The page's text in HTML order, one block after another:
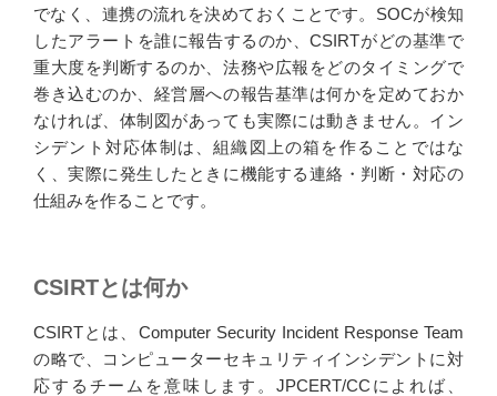
でなく、連携の流れを決めておくことです。SOCが検知
したアラートを誰に報告するのか、CSIRTがどの基準で
重大度を判断するのか、法務や広報をどのタイミングで
巻き込むのか、経営層への報告基準は何かを定めておか
なければ、体制図があっても実際には動きません。イン
シデント対応体制は、組織図上の箱を作ることではな
く、実際に発生したときに機能する連絡・判断・対応の
仕組みを作ることです。
CSIRTとは何か
CSIRTとは、Computer Security Incident Response Team
の略で、コンピューターセキュリティインシデントに対
応するチームを意味します。JPCERT/CCによれば、